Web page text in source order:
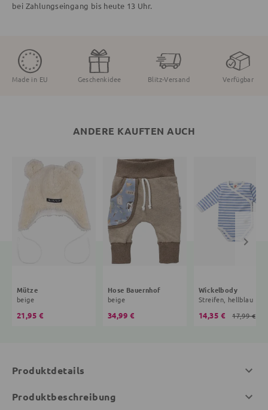
bei Zahlungseingang bis heute 13 Uhr.
Made in EU Geschenkidee Blitz-Versand Verfügbar
ANDERE KAUFTEN AUCH
Mütze
beige
21,95 €
Hose Bauernhof
beige
34,99 €
Wickelbody
Streifen, hellblau
14,35 € 17,99 €
Produktdetails
Produktbeschreibung